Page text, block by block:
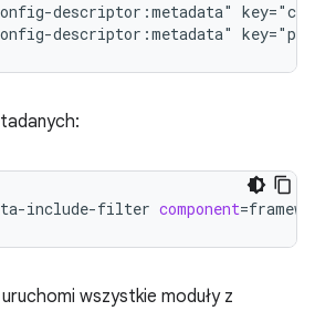
descriptor:metadata"
descriptor:metadata"
include-filter component=
wszystkie moduły z